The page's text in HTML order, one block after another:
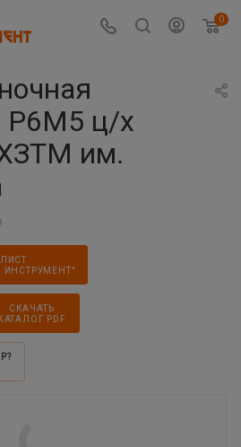
0
Р6М5 ц/х
им.
ИНСТРУМЕНТ"
СКАЧАТЬ
КАТАЛОГ PDF